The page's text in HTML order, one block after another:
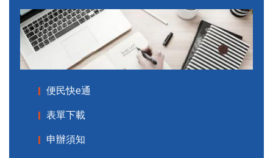
便民快e通
表單下載
申辦須知